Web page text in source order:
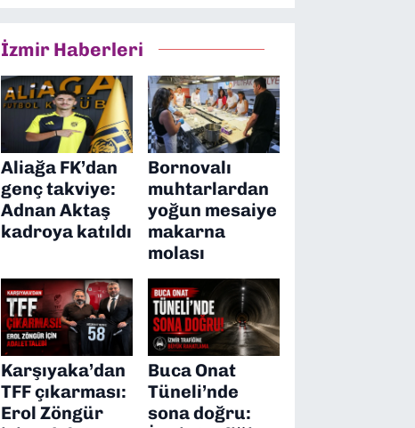
İzmir Haberleri
Aliağa FK’dan
genç takviye:
Adnan Aktaş
kadroya katıldı
Bornovalı
muhtarlardan
yoğun mesaiye
makarna
molası
Karşıyaka’dan
TFF çıkarması:
Erol Zöngür
Buca Onat
Tüneli’nde
sona doğru: